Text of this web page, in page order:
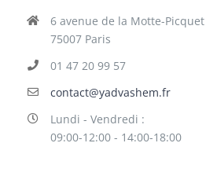
6 avenue de la Motte-Picquet
75007 Paris
01 47 20 99 57
contact@yadvashem.fr
Lundi - Vendredi :
09:00-12:00 - 14:00-18:00